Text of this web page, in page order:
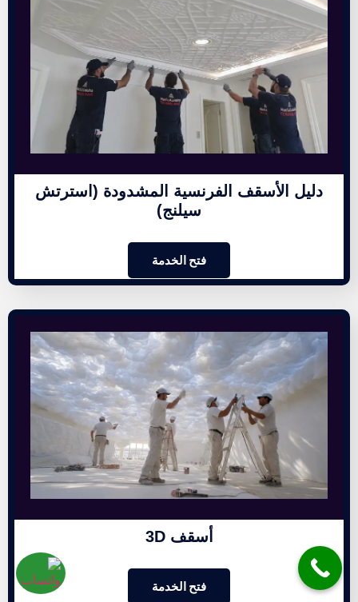
دليل الأسقف الفرنسية المشدودة (استرتش
سيلنج)
فتح الخدمة
أسقف 3D
فتح الخدمة